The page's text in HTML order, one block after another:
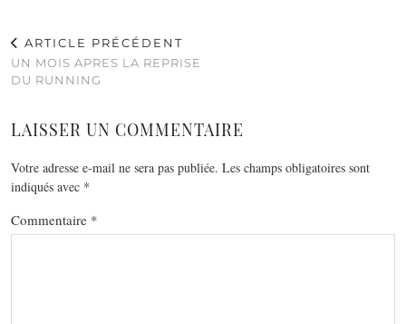
ARTICLE PRÉCÉDENT
UN MOIS APRES LA REPRISE
DU RUNNING
LAISSER UN COMMENTAIRE
Votre adresse e-mail ne sera pas publiée. Les champs obligatoires sont
indiqués avec *
Commentaire *